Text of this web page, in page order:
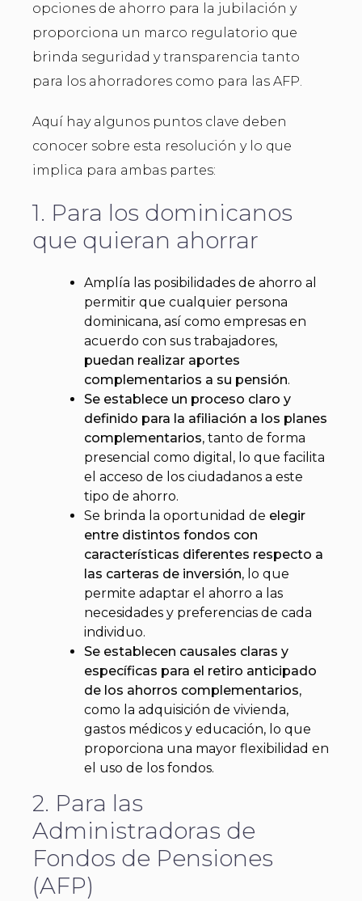
opciones de ahorro para la jubilación y
proporciona un marco regulatorio que
brinda seguridad y transparencia tanto
para los ahorradores como para las AFP.
Aquí hay algunos puntos clave deben
conocer sobre esta resolución y lo que
implica para ambas partes:
1. Para los dominicanos
que quieran ahorrar
Amplía las posibilidades de ahorro al
permitir que cualquier persona
dominicana, así como empresas en
acuerdo con sus trabajadores,
puedan realizar aportes
complementarios a su pensión.
Se establece un proceso claro y
definido para la afiliación a los planes
complementarios, tanto de forma
presencial como digital, lo que facilita
el acceso de los ciudadanos a este
tipo de ahorro.
Se brinda la oportunidad de elegir
entre distintos fondos con
características diferentes respecto a
las carteras de inversión, lo que
permite adaptar el ahorro a las
necesidades y preferencias de cada
individuo.
Se establecen causales claras y
específicas para el retiro anticipado
de los ahorros complementarios,
como la adquisición de vivienda,
gastos médicos y educación, lo que
proporciona una mayor flexibilidad en
el uso de los fondos.
2. Para las
Administradoras de
Fondos de Pensiones
(AFP)